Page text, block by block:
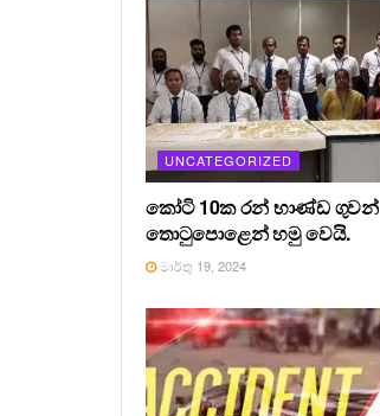
UNCATEGORIZED
කෝටි 10ක රන් භාණ්ඩ ගුවන්
තොටුපොළෙන් හමු වෙයි.
මාර්තු 19, 2024